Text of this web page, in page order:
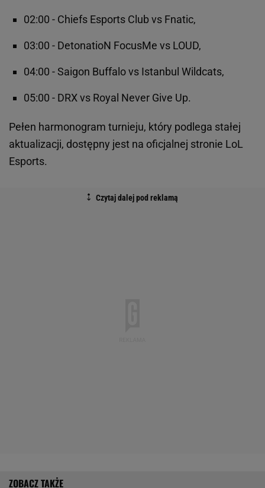
02:00 - Chiefs Esports Club vs Fnatic,
03:00 - DetonatioN FocusMe vs LOUD,
04:00 - Saigon Buffalo vs Istanbul Wildcats,
05:00 - DRX vs Royal Never Give Up.
Pełen harmonogram turnieju, który podlega stałej
aktualizacji, dostępny jest na oficjalnej stronie LoL
Esports.